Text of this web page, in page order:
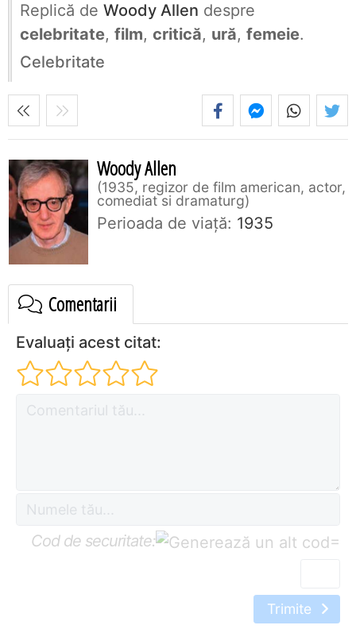
Replică de Woody Allen despre
celebritate, film, critică, ură, femeie.
Celebritate
Woody Allen
1935, regizor de film american, actor,
comediat si dramaturg
Perioada de viaţă: 1935
Comentarii
Evaluați acest citat:
Cod de securitate: =
Trimite